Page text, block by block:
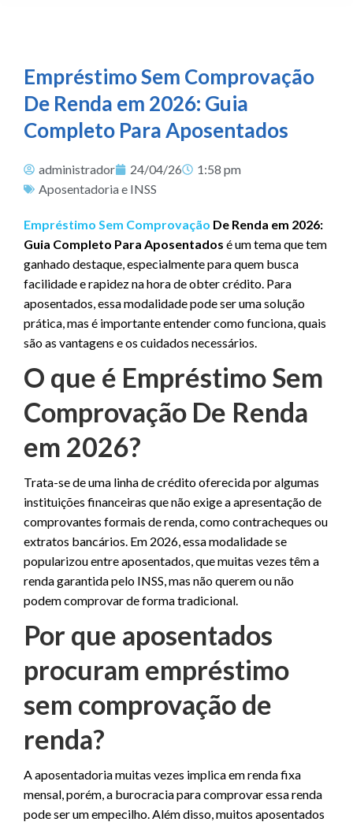
Empréstimo Sem Comprovação
De Renda em 2026: Guia
Completo Para Aposentados
administrador 24/04/26
1:58 pm
Aposentadoria e INSS
Empréstimo Sem Comprovação De Renda em 2026:
Guia Completo Para Aposentados é um tema que tem
ganhado destaque, especialmente para quem busca
facilidade e rapidez na hora de obter crédito. Para
aposentados, essa modalidade pode ser uma solução
prática, mas é importante entender como funciona, quais
são as vantagens e os cuidados necessários.
O que é Empréstimo Sem
Comprovação De Renda
em 2026?
Trata-se de uma linha de crédito oferecida por algumas
instituições financeiras que não exige a apresentação de
comprovantes formais de renda, como contracheques ou
extratos bancários. Em 2026, essa modalidade se
popularizou entre aposentados, que muitas vezes têm a
renda garantida pelo INSS, mas não querem ou não
podem comprovar de forma tradicional.
Por que aposentados
procuram empréstimo
sem comprovação de
renda?
A aposentadoria muitas vezes implica em renda fixa
mensal, porém, a burocracia para comprovar essa renda
pode ser um empecilho. Além disso, muitos aposentados